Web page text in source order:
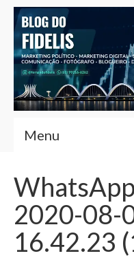
Menu
Fernando Fidelis
Café com Fidelis
2020-08-
16.42.23